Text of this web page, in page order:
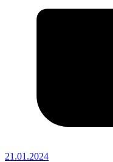
21.01.2024